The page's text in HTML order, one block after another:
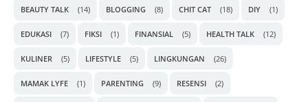
BEAUTY TALK (14) BLOGGING (8) CHIT CAT (18) DIY (1)
EDUKASI (7) FIKSI (1) FINANSIAL (5) HEALTH TALK (12)
KULINER (5) LIFESTYLE (5) LINGKUNGAN (26)
MAMAK LYFE (1) PARENTING (9) RESENSI (2)